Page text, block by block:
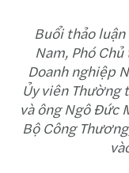
Buổi thảo
Nam, Phó
Doanh nghiệp
Ủy viên Thường
và ông Ngô Đức
Bộ Công